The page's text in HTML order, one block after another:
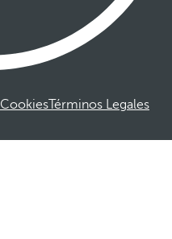
CookiesTérminos Legales